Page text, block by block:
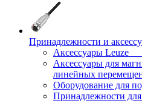
Принадлежности и
Аксессуары Leuze
Аксессуары для
линейных
Оборудование для
Принадлежности